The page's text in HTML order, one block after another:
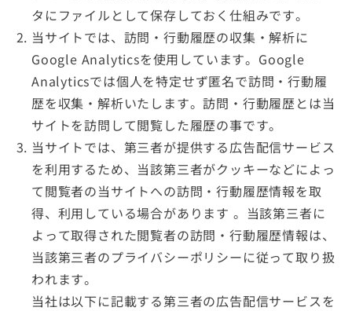
タにファイルとして保存しておく仕組みです。
当サイトでは、訪問・行動履歴の収集・解析に
Google Analyticsを使用しています。Google
Analyticsでは個人を特定せず匿名で訪問・行動履
歴を収集・解析いたします。訪問・行動履歴とは当
サイトを訪問して閲覧した履歴の事です。
当サイトでは、第三者が提供する広告配信サービス
を利用するため、当該第三者がクッキーなどによっ
て閲覧者の当サイトへの訪問・行動履歴情報を取
得、利用している場合があります 。当該第三者に
よって取得された閲覧者の訪問・行動履歴情報は、
当該第三者のプライバシーポリシーに従って取り扱
われます。
当社は以下に記載する第三者の広告配信サービスを